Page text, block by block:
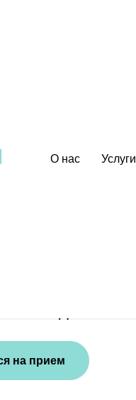
О нас Услуги
на прием